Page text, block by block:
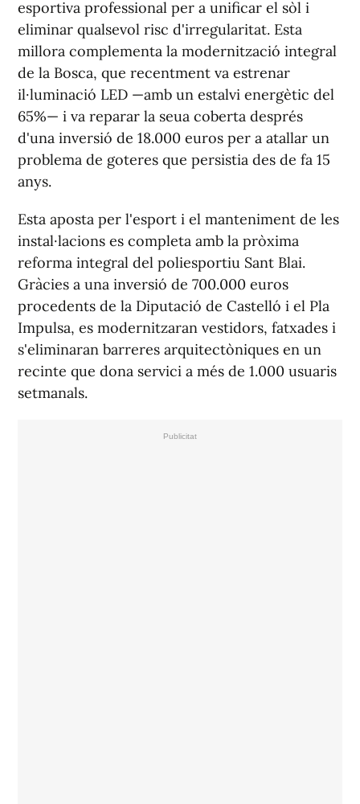
esportiva professional per a unificar el sòl i
eliminar qualsevol risc d'irregularitat. Esta
millora complementa la modernització integral
de la Bosca, que recentment va estrenar
il·luminació LED —amb un estalvi energètic del
65%— i va reparar la seua coberta després
d'una inversió de 18.000 euros per a atallar un
problema de goteres que persistia des de fa 15
anys.
Esta aposta per l'esport i el manteniment de les
instal·lacions es completa amb la pròxima
reforma integral del poliesportiu Sant Blai.
Gràcies a una inversió de 700.000 euros
procedents de la Diputació de Castelló i el Pla
Impulsa, es modernitzaran vestidors, fatxades i
s'eliminaran barreres arquitectòniques en un
recinte que dona servici a més de 1.000 usuaris
setmanals.